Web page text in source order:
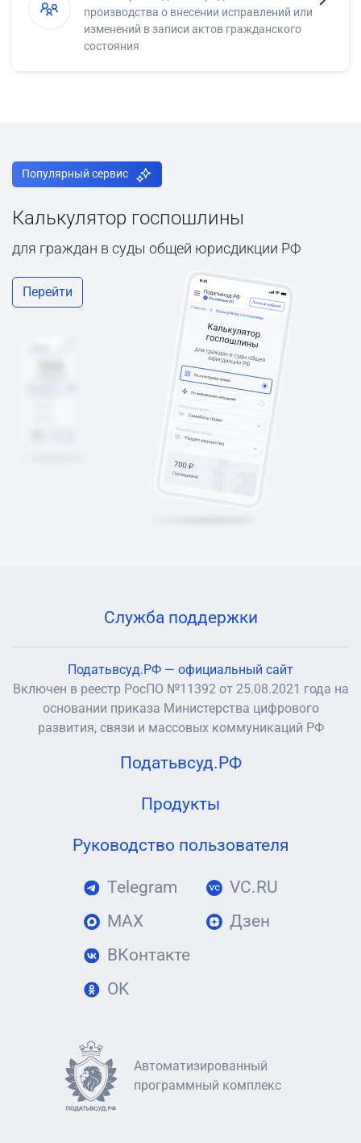
производства о внесении исправлений или
изменений в записи актов гражданского
состояния
Популярный сервис
Калькулятор госпошлины
для граждан в суды общей юрисдикции РФ
Перейти
Служба поддержки
Податьвсуд.РФ — официальный сайт
Включен в реестр РосПО №11392 от 25.08.2021 года на
основании приказа Министерства цифрового
развития, связи и массовых коммуникаций РФ
Податьвсуд.РФ
Продукты
Руководство пользователя
Telegram
MAX
ВКонтакте
OK
VC.RU
Дзен
Автоматизированный
программный комплекс